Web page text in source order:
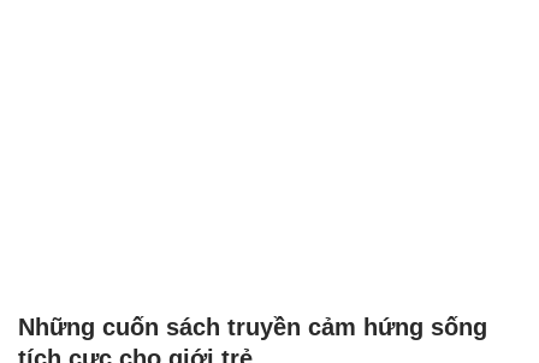
Những cuốn sách truyền cảm hứng sống